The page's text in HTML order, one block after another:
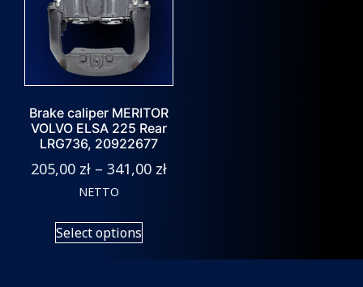
Brake caliper MERITOR
VOLVO ELSA 225 Rear
LRG736, 20922677
205,00 zł – 341,00 zł
NETTO
Select options